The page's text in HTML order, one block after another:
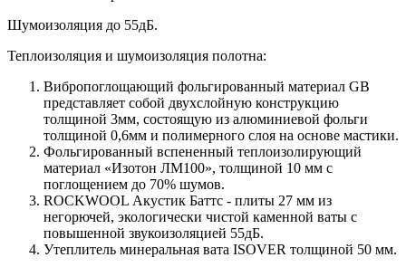
Шумоизоляция до 55дБ.
Теплоизоляция и шумоизоляция полотна:
Вибропоглощающий фольгированный материал GB
представляет собой двухслойную конструкцию
толщиной 3мм, состоящую из алюминиевой фольги
толщиной 0,6мм и полимерного слоя на основе мастики.
Фольгированный вспененный теплоизолирующий
материал «Изотон ЛМ100», толщиной 10 мм с
поглощением до 70% шумов.
ROCKWOOL Акустик Баттс - плиты 27 мм из
негорючей, экологически чистой каменной ваты с
повышенной звукоизоляцией 55дБ.
Утеплитель минеральная вата ISOVER толщиной 50 мм.